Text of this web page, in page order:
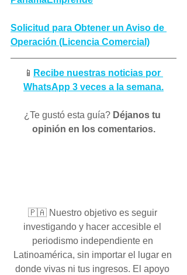
Solicitud para Obtener un Aviso de
Operación (Licencia Comercial)
📱 Recibe nuestras noticias por
WhatsApp 3 veces a la semana.
¿Te gustó esta guía? Déjanos tu
opinión en los comentarios.
🇵🇦 Nuestro objetivo es seguir
investigando y hacer accesible el
periodismo independiente en
Latinoamérica, sin importar el lugar en
donde vivas ni tus ingresos. El apoyo